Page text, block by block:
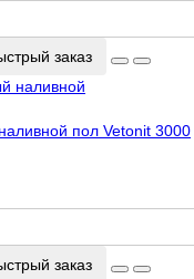
заказ
пол Vetonit 3000
заказ